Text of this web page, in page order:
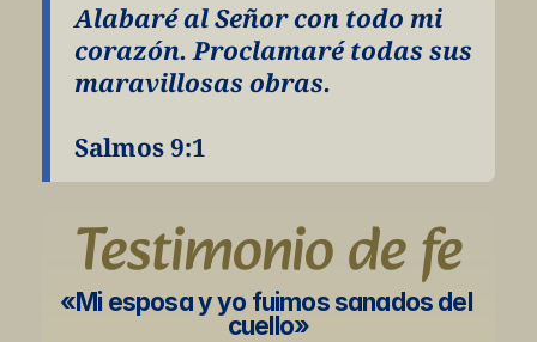
Alabaré al Señor con todo mi
corazón. Proclamaré todas sus
maravillosas obras.
Salmos 9:1
Testimonio de fe
«Mi esposa y yo fuimos sanados del
cuello»